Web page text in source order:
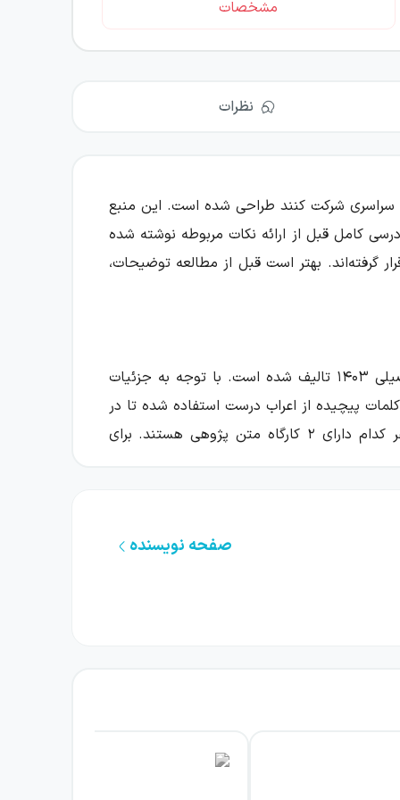
مشخصات
نظرات
سراسری شرکت کنند طراحی شده است. این منبع
کامل قبل از ارائه نکات مربوطه نوشته شده
گرفته‌اند. بهتر است قبل از مطالعه توضیحات،
» برای سال تحصیلی ۱۴۰۳ تالیف شده است. با توجه به جزئیات
پیچیده از اعراب درست استفاده شده تا در
خواندن دچار اشتباه نشوید. بعد از قسمت «ستایش لطف خداوند» می‌توانید مطالب را در ۸ فصل بیاموزید که هر کدام دارای ۲ کارگاه متن پژوهی هستند. برای
صفحه نویسنده